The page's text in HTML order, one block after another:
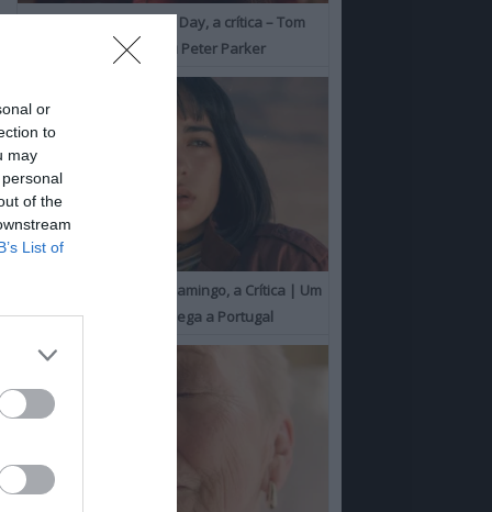
or
to
may
of the
List of
Spider-Man: Brand New Day, a crítica – Tom
Holland consolida o seu Peter Parker
O Misterioso Olhar do Flamingo, a Crítica | Um
Campeão de Cannes chega a Portugal